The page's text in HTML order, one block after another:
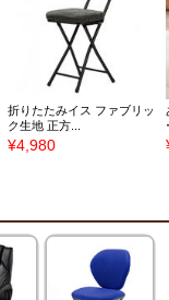
折りたたみイス ファブリッ
ク生地 正方...
¥4,980